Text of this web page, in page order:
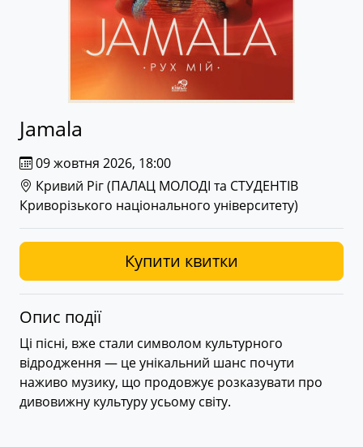
Jamala
09 жовтня 2026, 18:00
Кривий Ріг (ПАЛАЦ МОЛОДІ та СТУДЕНТІВ
Криворізького національного університету)
Купити квитки
Опис події
Ці пісні, вже стали символом культурного
відродження — це унікальний шанс почути
наживо музику, що продовжує розказувати про
дивовижну культуру усьому світу.